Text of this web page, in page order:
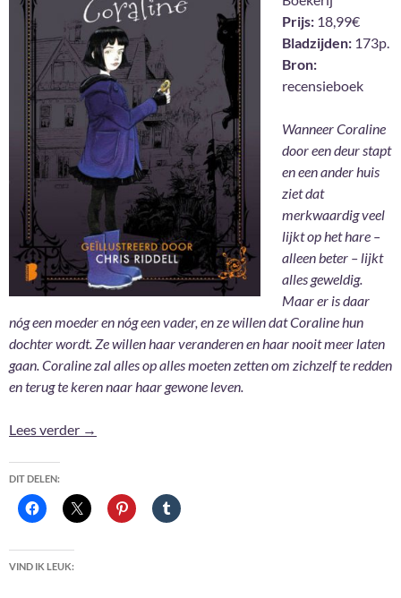
Prijs: 18,99€
Bladzijden: 173p.
Bron:
recensieboek
Wanneer Coraline
door een deur stapt
en een ander huis
ziet dat
merkwaardig veel
lijkt op het hare –
alleen beter – lijkt
alles geweldig.
Maar er is daar
nóg een moeder en nóg een vader, en ze willen dat Coraline hun
dochter wordt. Ze willen haar veranderen en haar nooit meer laten
gaan. Coraline zal alles op alles moeten zetten om zichzelf te redden
en terug te keren naar haar gewone leven.
Lees verder Coraline – Neil Gaiman
→
DIT DELEN:
VIND IK LEUK: